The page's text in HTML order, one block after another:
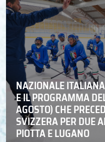
NAZIONALE
E IL PROGRAMMA
AGOSTO) CHE
SVIZZERA PER DUE
PIOTTA E LUGANO